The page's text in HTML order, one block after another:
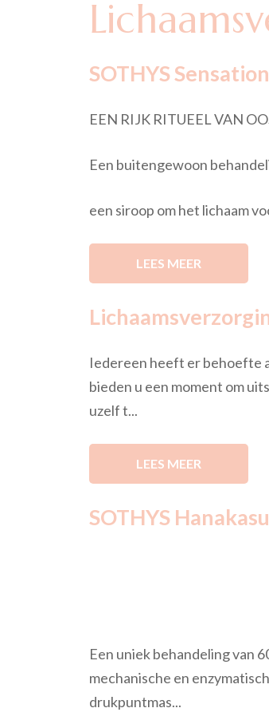
SOTHYS
EEN RIJK RITUEEL VAN
Een buitengewoon
een siroop om het lichaam
LEES MEER
Iedereen heeft er behoefte
bieden u een moment om
uzelf t...
LEES MEER
SOTHYS
Een uniek behandeling van
mechanische en
drukpuntmas...